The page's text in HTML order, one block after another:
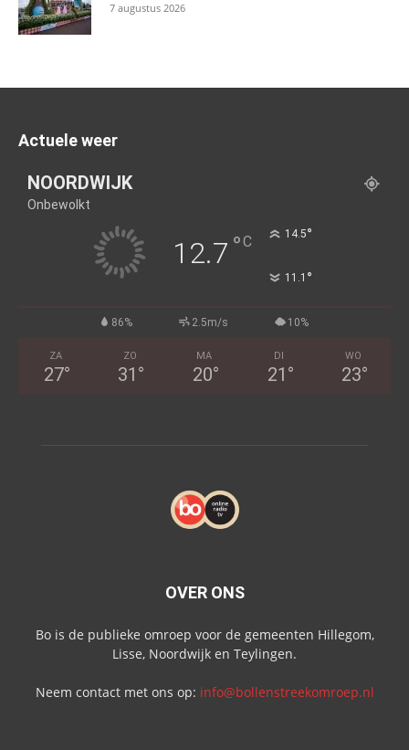
7 augustus 2026
Actuele weer
NOORDWIJK
Onbewolkt
12.7 °C 14.5°
11.1 °
86% 2.5m/s 10%
ZA
27°
ZO
31 °
MA
20°
DI
21 °
WO
23°
OVER ONS
Bo is de publieke omroep voor de gemeenten Hillegom,
Lisse, Noordwijk en Teylingen.
Neem contact met ons op: info@bollenstreekomroep.nl